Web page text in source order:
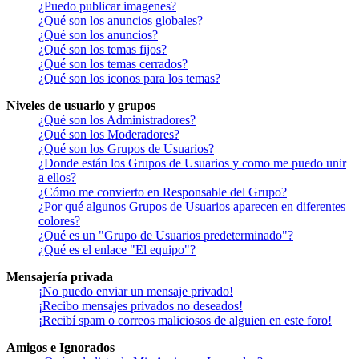
¿Puedo publicar imagenes?
¿Qué son los anuncios globales?
¿Qué son los anuncios?
¿Qué son los temas fijos?
¿Qué son los temas cerrados?
¿Qué son los iconos para los temas?
Niveles de usuario y grupos
¿Qué son los Administradores?
¿Qué son los Moderadores?
¿Qué son los Grupos de Usuarios?
¿Donde están los Grupos de Usuarios y como me puedo unir
a ellos?
¿Cómo me convierto en Responsable del Grupo?
¿Por qué algunos Grupos de Usuarios aparecen en diferentes
colores?
¿Qué es un "Grupo de Usuarios predeterminado"?
¿Qué es el enlace "El equipo"?
Mensajería privada
¡No puedo enviar un mensaje privado!
¡Recibo mensajes privados no deseados!
¡Recibí spam o correos maliciosos de alguien en este foro!
Amigos e Ignorados